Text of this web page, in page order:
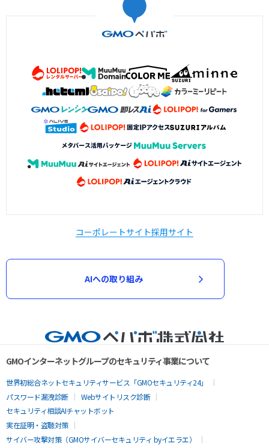
コーポレートサイト採用サイト
AIへの取り組み
GMOインターネットグループのセキュリティ事業について
世界初総合ネットセキュリティサービス「GMOセキュリティ24」
パスワード漏洩診断
Webサイトリスク診断
セキュリティ相談AIチャットボット
実在証明・盗聴対策
サイバー攻撃対策（GMOサイバーセキュリティ byイエラエ）